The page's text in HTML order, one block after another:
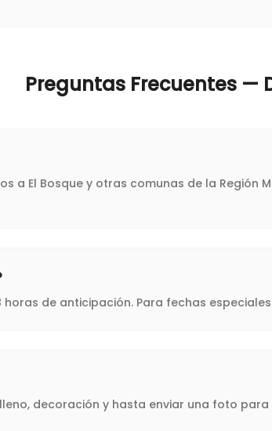
Preguntas Frecuentes —
a El Bosque y otras comunas de la
de anticipación. Para fechas
decoración y hasta enviar una foto